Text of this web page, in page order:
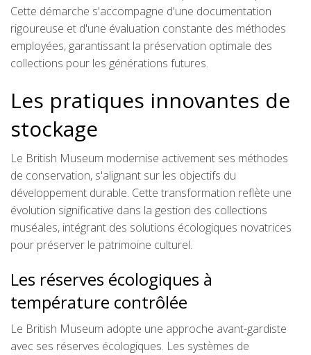
Cette démarche s'accompagne d'une documentation
rigoureuse et d'une évaluation constante des méthodes
employées, garantissant la préservation optimale des
collections pour les générations futures.
Les pratiques innovantes de
stockage
Le British Museum modernise activement ses méthodes
de conservation, s'alignant sur les objectifs du
développement durable. Cette transformation reflète une
évolution significative dans la gestion des collections
muséales, intégrant des solutions écologiques novatrices
pour préserver le patrimoine culturel.
Les réserves écologiques à
température contrôlée
Le British Museum adopte une approche avant-gardiste
avec ses réserves écologiques. Les systèmes de